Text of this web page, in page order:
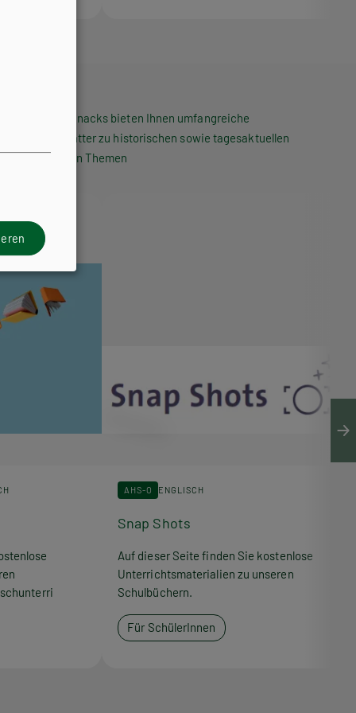
Die HPT Snacks bieten Ihnen umfangreiche
Arbeitsblätter zu historischen sowie tagesaktuellen
politischen Themen
AHS-O ENGLISCH
Snap Shots
Auf dieser Seite finden Sie kostenlose
Unterrichtsmaterialien zu unseren
Schulbüchern.
Für SchülerInnen